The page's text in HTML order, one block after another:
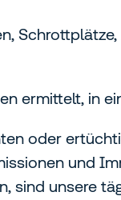
ermittelt, in
oder
und
sind unsere